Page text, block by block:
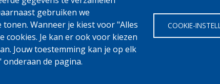
gebruiken we
Wanneer je kiest voor "Alles
cookies. Je kan er ook voor kiezen
Jouw toestemming kan je op elk
de pagina.
COOKIE-